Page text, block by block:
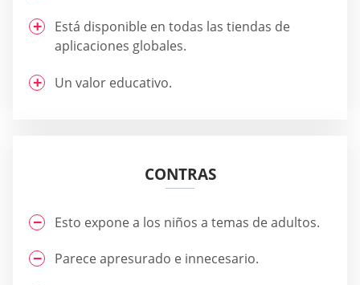
Está disponible en todas las tiendas de
aplicaciones globales.
Un valor educativo.
CONTRAS
Esto expone a los niños a temas de adultos.
Parece apresurado e innecesario.